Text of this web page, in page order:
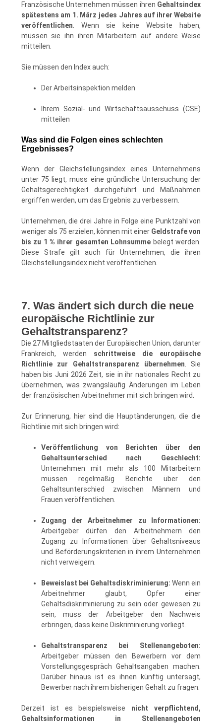
Französische Unternehmen müssen ihren Gehaltsindex
spätestens am 1. März jedes Jahres auf ihrer Website
veröffentlichen. Wenn sie keine Website haben,
müssen sie ihn ihren Mitarbeitern auf andere Weise
mitteilen.
Sie müssen den Index auch:
Der Arbeitsinspektion melden
Ihrem Sozial- und Wirtschaftsausschuss (CSE)
mitteilen
Was sind die Folgen eines schlechten
Ergebnisses?
Wenn der Gleichstellungsindex eines Unternehmens
unter 75 liegt, muss eine gründliche Untersuchung der
Gehaltsgerechtigkeit durchgeführt und Maßnahmen
ergriffen werden, um das Ergebnis zu verbessern.
Unternehmen, die drei Jahre in Folge eine Punktzahl von
weniger als 75 erzielen, können mit einer Geldstrafe von
bis zu 1 % ihrer gesamten Lohnsumme belegt werden.
Diese Strafe gilt auch für Unternehmen, die ihren
Gleichstellungsindex nicht veröffentlichen.
7. Was ändert sich durch die neue
europäische Richtlinie zur
Gehaltstransparenz?
Die 27 Mitgliedstaaten der Europäischen Union, darunter
Frankreich, werden schrittweise die europäische
Richtlinie zur Gehaltstransparenz übernehmen . Sie
haben bis Juni 2026 Zeit, sie in ihr nationales Recht zu
übernehmen, was zwangsläufig Änderungen im Leben
der französischen Arbeitnehmer mit sich bringen wird.
Zur Erinnerung, hier sind die Hauptänderungen, die die
Richtlinie mit sich bringen wird:
Veröffentlichung von Berichten über den
Gehaltsunterschied nach Geschlecht:
Unternehmen mit mehr als 100 Mitarbeitern
müssen regelmäßig Berichte über den
Gehaltsunterschied zwischen Männern und
Frauen veröffentlichen.
Zugang der Arbeitnehmer zu Informationen:
Arbeitgeber dürfen den Arbeitnehmern den
Zugang zu Informationen über Gehaltsniveaus
und Beförderungskriterien in ihrem Unternehmen
nicht verweigern.
Beweislast bei Gehaltsdiskriminierung: Wenn ein
Arbeitnehmer glaubt, Opfer einer
Gehaltsdiskriminierung zu sein oder gewesen zu
sein, muss der Arbeitgeber den Nachweis
erbringen, dass keine Diskriminierung vorliegt.
Gehaltstransparenz bei Stellenangeboten:
Arbeitgeber müssen den Bewerbern vor dem
Vorstellungsgespräch Gehaltsangaben machen.
Darüber hinaus ist es ihnen künftig untersagt,
Bewerber nach ihrem bisherigen Gehalt zu fragen.
Derzeit ist es beispielsweise nicht verpflichtend,
Gehaltsinformationen in Stellenangeboten